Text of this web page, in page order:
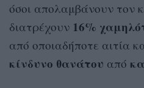
όσοι απολαμβάνουν τον
διατρέχουν 16%
από οποιαδήποτε αιτία
κίνδυνο θανάτου από